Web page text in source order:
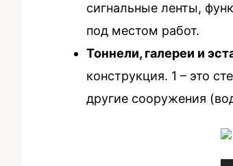
сигнальные ленты,
под местом работ.
Тоннели, галереи и
конструкция. 1 – это
другие сооружения